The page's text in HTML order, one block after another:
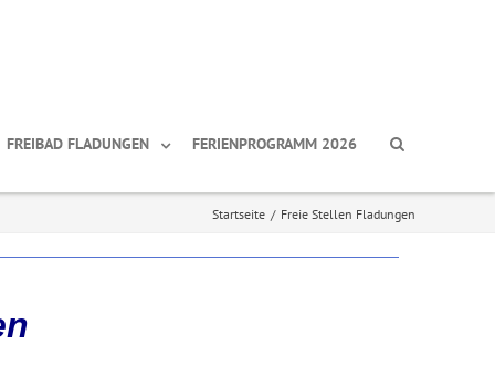
FREIBAD FLADUNGEN FERIENPROGRAMM 2026
Startseite / Freie Stellen Fladungen